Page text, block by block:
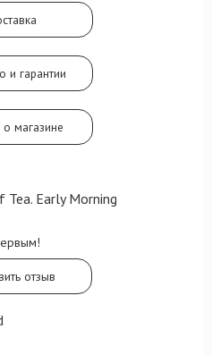
нотки пряного имбиря сделают
Early Morning глубоким и
постепенно открывая
и гарантии
магазине
Early Morning
отзыв